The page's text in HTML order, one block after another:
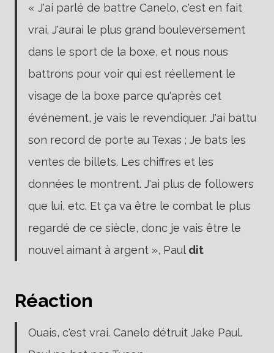
« J'ai parlé de battre Canelo, c'est en fait
vrai. J'aurai le plus grand bouleversement
dans le sport de la boxe, et nous nous
battrons pour voir qui est réellement le
visage de la boxe parce qu'après cet
événement, je vais le revendiquer. J'ai battu
son record de porte au Texas ; Je bats les
ventes de billets. Les chiffres et les
données le montrent. J'ai plus de followers
que lui, etc. Et ça va être le combat le plus
regardé de ce siècle, donc je vais être le
nouvel aimant à argent », Paul dit
Réaction
Ouais, c'est vrai. Canelo détruit Jake Paul.